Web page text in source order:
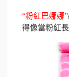
“粉紅巴娜娜”
得像當粉紅